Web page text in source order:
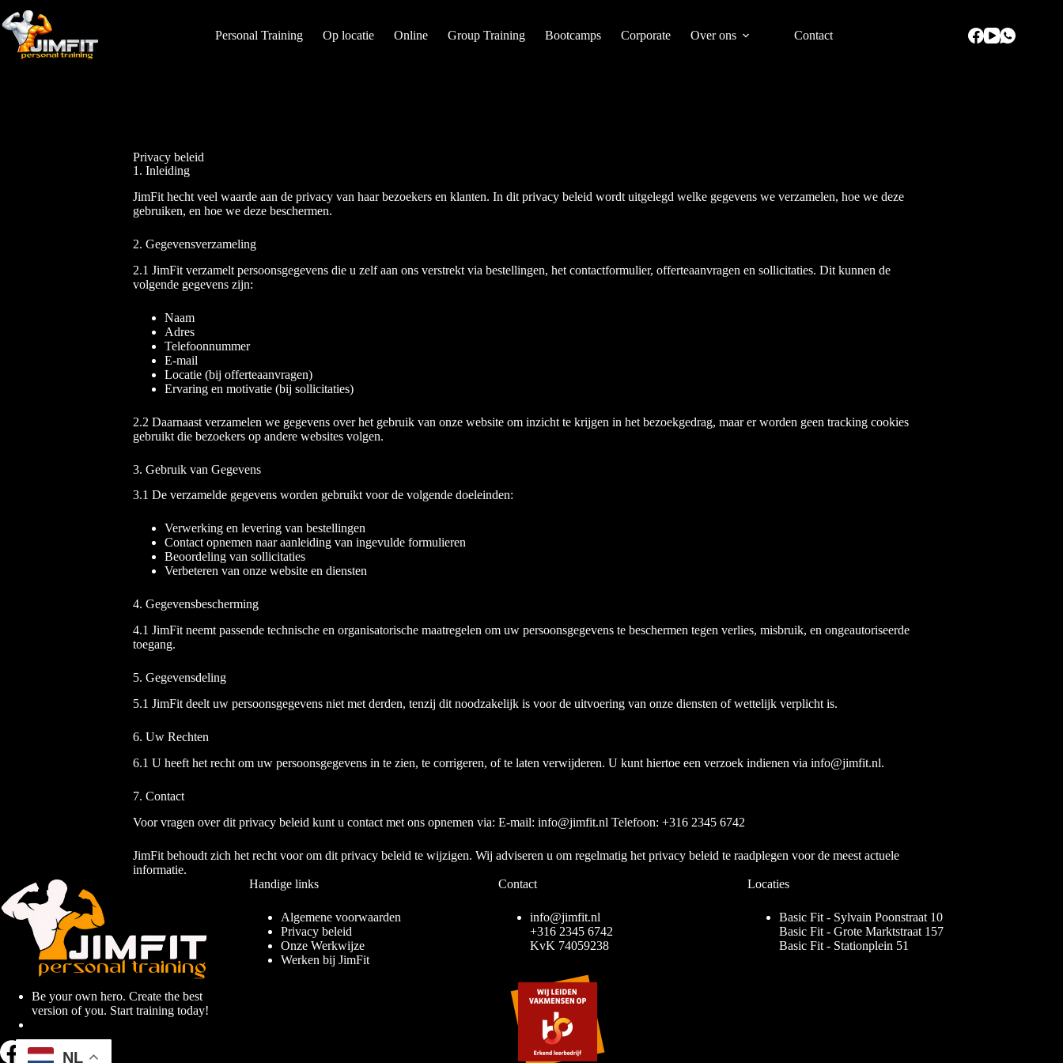
Personal Training Op locatie Online Group Training Bootcamps Corporate Over ons Contact
Privacy beleid
1. Inleiding
JimFit hecht veel waarde aan de privacy van haar bezoekers en klanten. In dit privacy beleid wordt uitgelegd welke gegevens we verzamelen, hoe we deze
gebruiken, en hoe we deze beschermen.
2. Gegevensverzameling
2.1 JimFit verzamelt persoonsgegevens die u zelf aan ons verstrekt via bestellingen, het contactformulier, offerteaanvragen en sollicitaties. Dit kunnen de
volgende gegevens zijn:
Naam
Adres
Telefoonnummer
E-mail
Locatie (bij offerteaanvragen)
Ervaring en motivatie (bij sollicitaties)
2.2 Daarnaast verzamelen we gegevens over het gebruik van onze website om inzicht te krijgen in het bezoekgedrag, maar er worden geen tracking cookies
gebruikt die bezoekers op andere websites volgen.
3. Gebruik van Gegevens
3.1 De verzamelde gegevens worden gebruikt voor de volgende doeleinden:
Verwerking en levering van bestellingen
Contact opnemen naar aanleiding van ingevulde formulieren
Beoordeling van sollicitaties
Verbeteren van onze website en diensten
4. Gegevensbescherming
4.1 JimFit neemt passende technische en organisatorische maatregelen om uw persoonsgegevens te beschermen tegen verlies, misbruik, en ongeautoriseerde
toegang.
5. Gegevensdeling
5.1 JimFit deelt uw persoonsgegevens niet met derden, tenzij dit noodzakelijk is voor de uitvoering van onze diensten of wettelijk verplicht is.
6. Uw Rechten
6.1 U heeft het recht om uw persoonsgegevens in te zien, te corrigeren, of te laten verwijderen. U kunt hiertoe een verzoek indienen via
ln.tifmij
@ofni .
7. Contact
Voor vragen over dit privacy beleid kunt u contact met ons opnemen via: E-mail:
ln.tifmij
@ofni Telefoon: +316 2345 6742
JimFit behoudt zich het recht voor om dit privacy beleid te wijzigen. Wij adviseren u om regelmatig het privacy beleid te raadplegen voor de meest actuele
informatie.
Be your own hero. Create the best
version of you. Start training today!
Handige links
Algemene voorwaarden
Privacy beleid
Onze Werkwijze
Werken bij JimFit
Contact
info@jimfit.nl
+316 2345 6742
KvK 74059238
Locaties
Basic Fit - Sylvain Poonstraat 10
Basic Fit - Grote Marktstraat 157
Basic Fit - Stationplein 51
NL